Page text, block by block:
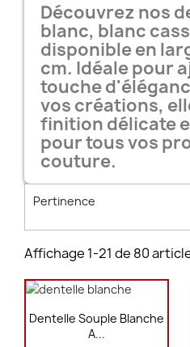
Découvrez nos
blanc, blanc
disponible en
cm. Idéale pour
touche
vos créations,
finition délicate
pour tous vos
couture.
Pertinence
Affichage 1-21 de 80
Aperçu rapide
Dentelle Souple Blanche
A...